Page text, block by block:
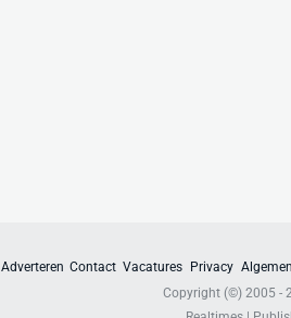
Adverteren Contact Vacatures Privacy
Copyright (©) 2005 -